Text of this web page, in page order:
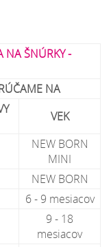
NA ŠNÚRKY -
NA
VEK
NEW BORN
MINI
NEW BORN
6 - 9 mesiacov
9 - 18
mesiacov